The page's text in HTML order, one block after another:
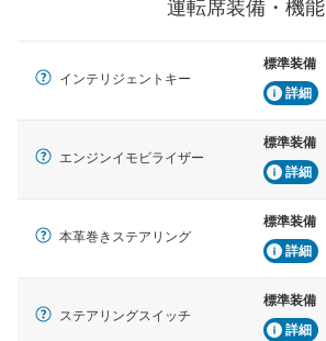
運転席装備・機能
インテリジェントキー
標準装備
詳細
エンジンイモビライザー
標準装備
詳細
本革巻きステアリング
標準装備
詳細
ステアリングスイッチ
標準装備
詳細